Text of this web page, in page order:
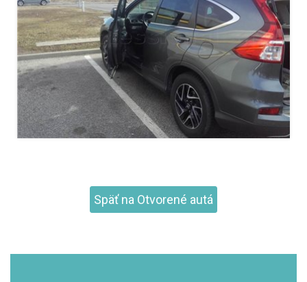
Späť na Otvorené autá